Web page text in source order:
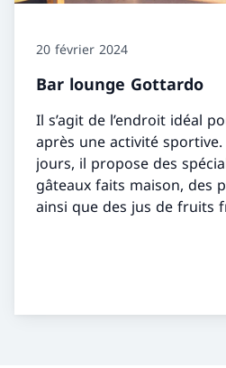
20 février 2024
Bar lounge Gottardo
Il s’agit de l’endroit idéal
après une activité
jours, il propose des
gâteaux faits maison, des
ainsi que des jus de fruits